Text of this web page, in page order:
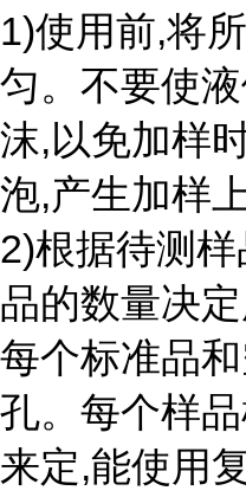
1)使用前,将
匀。不要使
沫,以免加样
泡,产生加样
2)根据待测
品的数量决定
每个标准品
孔。每个样
来定,能使用